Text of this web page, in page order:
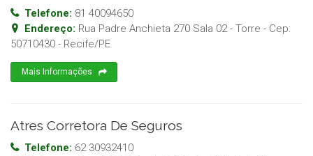
Telefone: 81 40094650
Endereço: Rua Padre Anchieta 270 Sala 02 - Torre - Cep:
50710430 - Recife/PE
Mais Informações
Atres Corretora De Seguros
Telefone: 62 30932410